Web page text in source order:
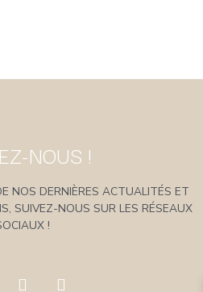
NOUS !
NOS DERNIÈRES ACTUALITÉS ET
SUIVEZ-NOUS SUR LES RÉSEAUX
!